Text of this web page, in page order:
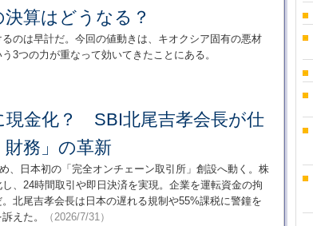
算はどうなる？
のは早計だ。今回の値動きは、キオクシア固有の悪材
3つの力が重なって効いてきたことにある。
現金化？ SBI北尾吉孝会長が仕
務」の革新
、日本初の「完全オンチェーン取引所」創設へ動く。株
、24時間取引や即日決済を実現。企業を運転資金の拘
北尾吉孝会長は日本の遅れる規制や55%課税に警鐘を
えた。
（2026/7/31）